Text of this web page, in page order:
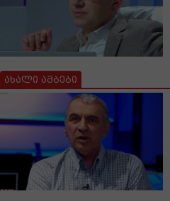
ახალი ამბები